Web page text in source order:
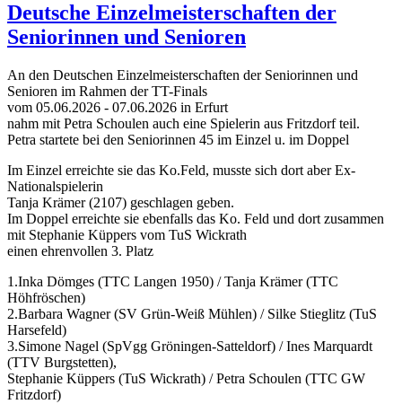
Deutsche Einzelmeisterschaften der
Seniorinnen und Senioren
An den Deutschen Einzelmeisterschaften der Seniorinnen und
Senioren im Rahmen der TT-Finals
vom 05.06.2026 - 07.06.2026 in Erfurt
nahm mit Petra Schoulen auch eine Spielerin aus Fritzdorf teil.
Petra startete bei den Seniorinnen 45 im Einzel u. im Doppel
Im Einzel erreichte sie das Ko.Feld, musste sich dort aber Ex-
Nationalspielerin
Tanja Krämer (2107) geschlagen geben.
Im Doppel erreichte sie ebenfalls das Ko. Feld und dort zusammen
mit Stephanie Küppers vom TuS Wickrath
einen ehrenvollen 3. Platz
1.Inka Dömges (TTC Langen 1950) / Tanja Krämer (TTC
Höhfröschen)
2.Barbara Wagner (SV Grün-Weiß Mühlen) / Silke Stieglitz (TuS
Harsefeld)
3.Simone Nagel (SpVgg Gröningen-Satteldorf) / Ines Marquardt
(TTV Burgstetten),
Stephanie Küppers (TuS Wickrath) / Petra Schoulen (TTC GW
Fritzdorf)